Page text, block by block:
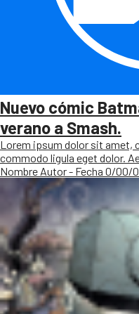
Nuevo cómic
verano a Smash.
Lorem ipsum dolor sit amet,
commodo ligula eget dolor.
Nombre Autor - Fecha 0/00/